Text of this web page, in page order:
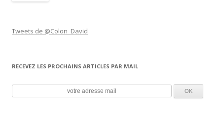
Tweets de @Colon_David
RECEVEZ LES PROCHAINS ARTICLES PAR MAIL